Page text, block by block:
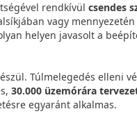
rendkívül csendes
vagy
helyen javasolt a
Túlmelegedés elleni
30.000 üzemórára
egyaránt alkalmas.